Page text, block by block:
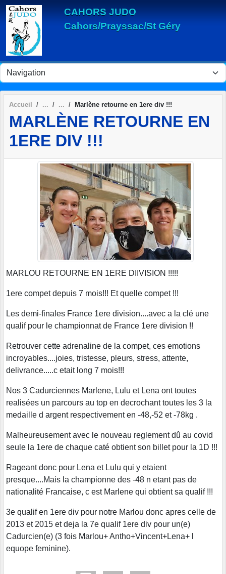
CAHORS JUDO
Cahors/Prayssac/St Géry
Accueil Marlène retourne en 1ere div !!!
MARLÈNE RETOURNE EN
1ERE DIV !!!
MARLOU RETOURNE EN 1ERE DIIVISION !!!!!
1ere compet depuis 7 mois!!! Et quelle compet !!!
Les demi-finales France 1ere division....avec a la clé une
qualif pour le championnat de France 1ere division !!
Retrouver cette adrenaline de la compet, ces emotions
incroyables....joies, tristesse, pleurs, stress, attente,
delivrance.....c etait long 7 mois!!!
Nos 3 Cadurciennes Marlene, Lulu et Lena ont toutes
realisées un parcours au top en decrochant toutes les 3 la
medaille d argent respectivement en -48,-52 et -78kg .
Malheureusement avec le nouveau reglement dû au covid
seule la 1ere de chaque caté obtient son billet pour la 1D !!!
Rageant donc pour Lena et Lulu qui y etaient
presque....Mais la championne des -48 n etant pas de
nationalité Francaise, c est Marlene qui obtient sa qualif !!!
3e qualif en 1ere div pour notre Marlou donc apres celle de
2013 et 2015 et deja la 7e qualif 1ere div pour un(e)
Cadurcien(e) (3 fois Marlou+ Antho+Vincent+Lena+ l
equope feminine).
Panneau de gestion des cookies